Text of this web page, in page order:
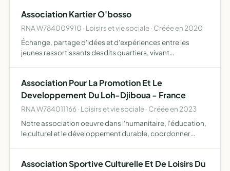
Association Kartier O'bosso
RNA W784009910 · Loisirs et vie sociale · Créée en 2020
Échange, partage d'idées et d'expériences entre les
jeunes ressortissants desdits quartiers, vivant
plac…
Association Pour La Promotion Et Le
Developpement Du Loh-Djiboua - France
RNA W784011166 · Loisirs et vie sociale · Créée en 2023
Notre association oeuvre dans l'humanitaire, l'éducation,
le culturel et le développement durable, coordonner
Association Sportive Culturelle Et De Loisirs Du